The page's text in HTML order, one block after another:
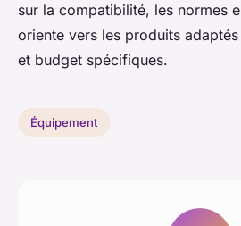
sur la compatibilité, les normes
oriente vers les produits
et budget spécifiques.
Équipement